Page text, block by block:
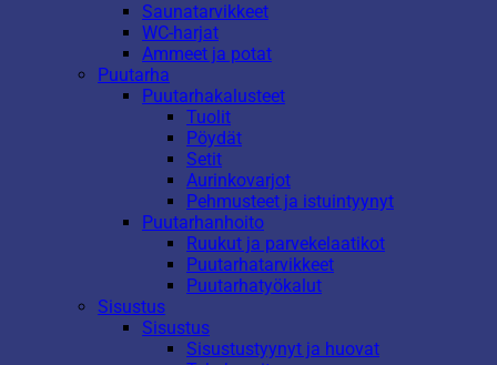
Saunatarvikkeet
WC-harjat
Ammeet ja potat
Puutarha
Puutarhakalusteet
Tuolit
Pöydät
Setit
Aurinkovarjot
Pehmusteet ja istuintyynyt
Puutarhanhoito
Ruukut ja parvekelaatikot
Puutarhatarvikkeet
Puutarhatyökalut
Sisustus
Sisustus
Sisustustyynyt ja huovat